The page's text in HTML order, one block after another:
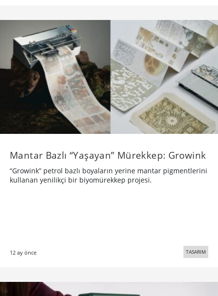
Mantar Bazlı “Yaşayan” Mürekkep: Growink
“Growink” petrol bazlı boyaların yerine mantar pigmentlerini
kullanan yenilikçi bir biyomürekkep projesi.
12 ay önce TASARIM